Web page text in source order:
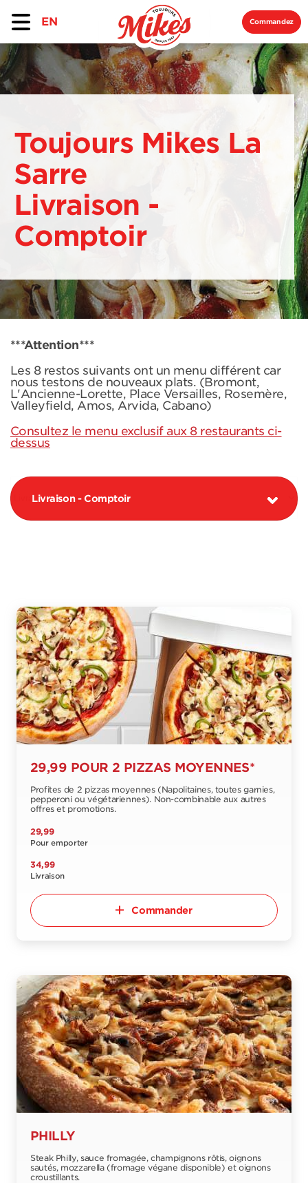
EN Commandez
Toujours Mikes La
Sarre
Livraison -
Comptoir
***Attention***
Les 8 restos suivants ont un menu différent car
nous testons de nouveaux plats. (Bromont,
L'Ancienne-Lorette, Place Versailles, Rosemère,
Valleyfield, Amos, Arvida, Cabano)
Consultez le menu exclusif aux 8 restaurants ci-
dessus
Livraison - Comptoir
29,99 POUR 2 PIZZAS MOYENNES*
Profites de 2 pizzas moyennes (Napolitaines, toutes garnies,
pepperoni ou végétariennes). Non-combinable aux autres
offres et promotions.
29,99
Pour emporter
34,99
Livraison
Commander
PHILLY
Steak Philly, sauce fromagée, champignons rôtis, oignons
sautés, mozzarella (fromage végane disponible) et oignons
croustillants.